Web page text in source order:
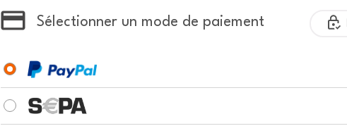
Sélectionner un mode de paiement